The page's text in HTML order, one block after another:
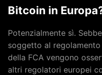
Bitcoin in
Potenzialmente sì.
soggetto al regolamento
della FCA vengono
altri regolatori europei